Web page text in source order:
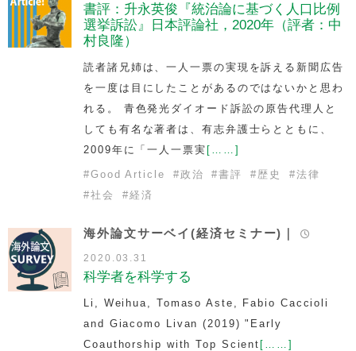
書評：升永英俊『統治論に基づく人口比例
選挙訴訟』日本評論社，2020年（評者：中
村良隆）
読者諸兄姉は、一人一票の実現を訴える新聞広告
を一度は目にしたことがあるのではないかと思わ
れる。 青色発光ダイオード訴訟の原告代理人と
しても有名な著者は、有志弁護士らとともに、
2009年に「一人一票実 [……]
#Good Article #政治 #書評 # 歴史 #法律
#社会 #経済
海外論文サーベイ(経済セミナー)｜
2020.03.31
科学者を科学する
Li, Weihua, Tomaso Aste, Fabio Caccioli
and Giacomo Livan (2019) "Early
Coauthorship with Top Scient [……]